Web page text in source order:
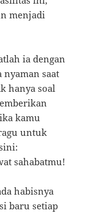
menjadi
ia dengan
nyaman saat
hanya soal
kamu
untuk
sahabatmu!
habisnya
baru setiap